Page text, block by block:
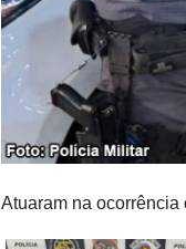
Atuaram na ocorrência